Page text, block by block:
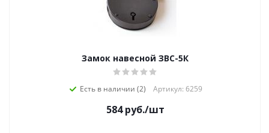
Замок навесной ЗВС-5К
Есть в наличии (2) Артикул: 6259
584руб./шт